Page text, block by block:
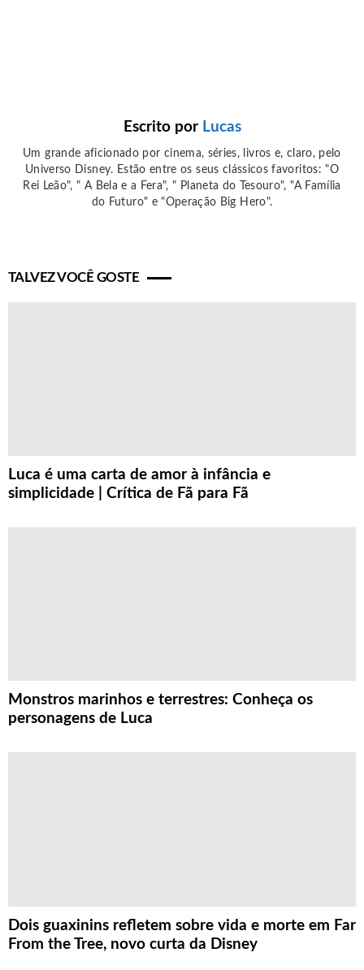
Escrito por Lucas
Um grande aficionado por cinema, séries, livros e, claro, pelo
Universo Disney. Estão entre os seus clássicos favoritos: "O
Rei Leão", " A Bela e a Fera", " Planeta do Tesouro", "A Família
do Futuro" e "Operação Big Hero".
TALVEZ VOCÊ GOSTE
Luca é uma carta de amor à infância e
simplicidade | Crítica de Fã para Fã
Monstros marinhos e terrestres: Conheça os
personagens de Luca
Dois guaxinins refletem sobre vida e morte em Far
From the Tree, novo curta da Disney